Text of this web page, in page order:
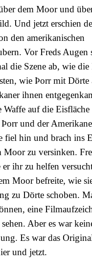
dem Moor und
Und jetzt erschien
den amerikanischen
Vor Freds Augen
die Szene ab, wie die
wie Þorr mit Dörte
ihnen
Waffe auf die Eisfläche
und der
fiel hin und brach ins
Moor zu versinken.
er ihr zu helfen
Moor befreite, wie
zu Dörte schoben.
eine
Aber es war
Es war das
und jetzt.